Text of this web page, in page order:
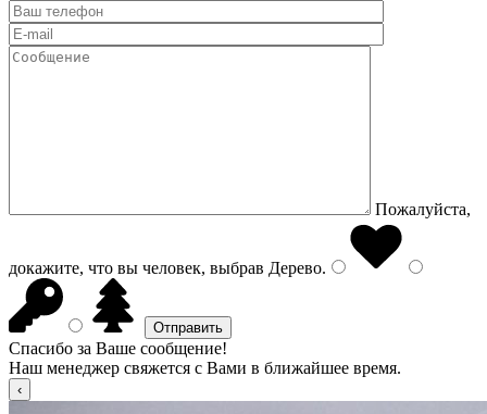
Пожалуйста,
докажите, что вы человек, выбрав Дерево.
Спасибо за Ваше сообщение!
Наш менеджер свяжется с Вами в ближайшее время.